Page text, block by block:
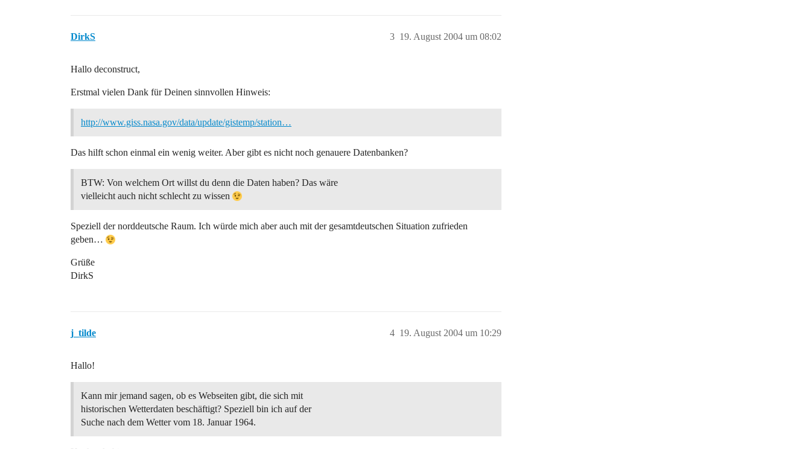
DirkS 19. August 2004 um 08:02
3
Hallo deconstruct,
Erstmal vielen Dank für Deinen sinnvollen Hinweis:
http://www.giss.nasa.gov/data/update/gistemp/station…
Das hilft schon einmal ein wenig weiter. Aber gibt es nicht noch genauere Datenbanken?
BTW: Von welchem Ort willst du denn die Daten haben? Das wäre
vielleicht auch nicht schlecht zu wissen
Speziell der norddeutsche Raum. Ich würde mich aber auch mit der gesamtdeutschen Situation zufrieden
geben…
Grüße
DirkS
j_tilde 19. August 2004 um 10:29
4
Hallo!
Kann mir jemand sagen, ob es Webseiten gibt, die sich mit
historischen Wetterdaten beschäftigt? Speziell bin ich auf der
Suche nach dem Wetter vom 18. Januar 1964.